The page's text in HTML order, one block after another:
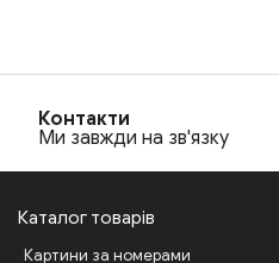
Контакти
Ми завжди на зв'язку
Каталог товарів
Картини за номерами